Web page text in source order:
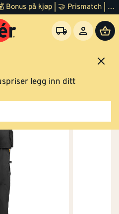
🚚 Fri frakt over 20 000 kr | 💰 Bonus på kjøp | 🤝 Prismatch | ⭐ 100% fornøyd garanti | 🏪 140 byggevarehus
legg inn ditt
sort str 52
sort str 54